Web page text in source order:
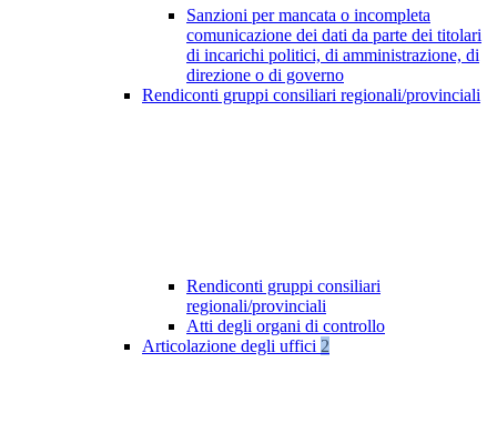
Sanzioni per mancata o incompleta
comunicazione dei dati da parte dei titolari
di incarichi politici, di amministrazione, di
direzione o di governo
Rendiconti gruppi consiliari regionali/provinciali
Rendiconti gruppi consiliari
regionali/provinciali
Atti degli organi di controllo
Articolazione degli uffici 2